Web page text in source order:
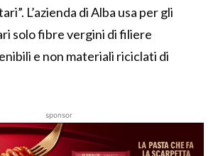
L’azienda di Alba usa per gli
solo fibre vergini di filiere
e non materiali riciclati di
sponsor